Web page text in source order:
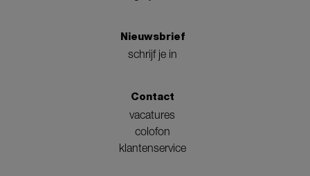
Nieuwsbrief
schrijf je in
Contact
vacatures
colofon
klantenservice